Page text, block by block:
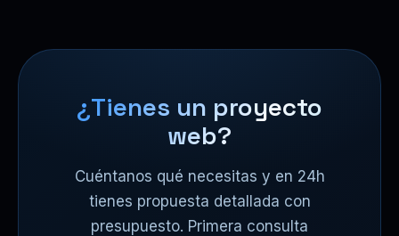
¿Tienes un proyecto
web?
Cuéntanos qué necesitas y en 24h
tienes propuesta detallada con
presupuesto. Primera consulta